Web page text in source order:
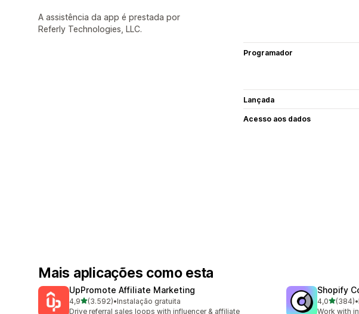
A assistência da app é prestada por
Referly Technologies, LLC.
Programador
Lançada
Acesso aos dados
Mais aplicações como esta
UpPromote Affiliate Marketing
4,9de 5 estrelas
(3.592)
3592 total de avaliações
•Instalação gratuita
Drive referral sales loops with influencer & affiliate
Shopify
4,0de 5(384)
384 total •
Work with